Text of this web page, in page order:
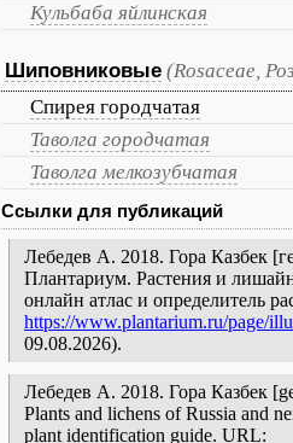
Кульбаба яйлинская
Шиповниковые (Rosaceae,
Спирея городчатая
Таволга городчатая
Таволга мелкозубчатая
Ссылки для публикаций
Лебедев А. 2018. Гора Казбек
Плантариум. Растения и
онлайн атлас и определитель
https://www.plantarium.ru/page/
09.08.2026).
Лебедев А. 2018. Гора Казбек
Plants and lichens of Russia and
plant identification guide. URL: